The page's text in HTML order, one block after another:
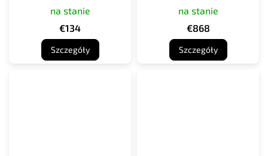
wylotowy, M14x1 lewy
na stanie
€134
Szczegóły
CERAKOTE
na stanie
€868
Szczegóły